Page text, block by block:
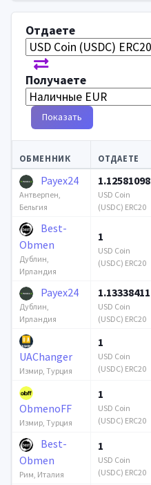
Отдаете
Получаете
Показать
ОБМЕННИК ОТДАЕТЕ
Payex24
Антверпен,
Бельгия
1.12581098
USD Coin
(USDC) ERC20
Best-
Obmen
Дублин,
Ирландия
1
USD Coin
(USDC) ERC20
Payex24
Дублин,
Ирландия
1.13338411
USD Coin
(USDC) ERC20
UAChanger
Измир, Турция
1
USD Coin
(USDC) ERC20
ObmenoFF
Измир, Турция
1
USD Coin
(USDC) ERC20
Best-
Obmen
Рим, Италия
1
USD Coin
(USDC) ERC20